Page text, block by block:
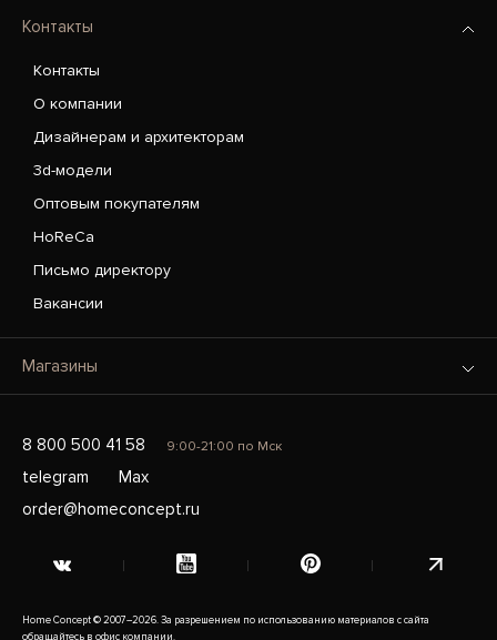
Контакты
Контакты
О компании
Дизайнерам и архитекторам
3d-модели
Оптовым покупателям
HoReCa
Письмо директору
Вакансии
Магазины
8 800 500 41 58 9:00-21:00 по Мск
telegram
Max
order@homeconcept.ru
Home Concept © 2007–2026. За разрешением по использованию материалов с сайта
обращайтесь в офис компании.